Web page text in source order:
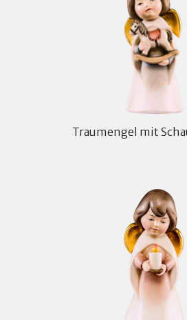
Traumengel mit